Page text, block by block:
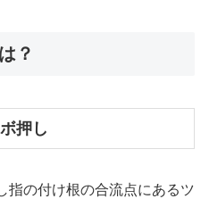
？
押し
指の付け根の合流点にあるツ